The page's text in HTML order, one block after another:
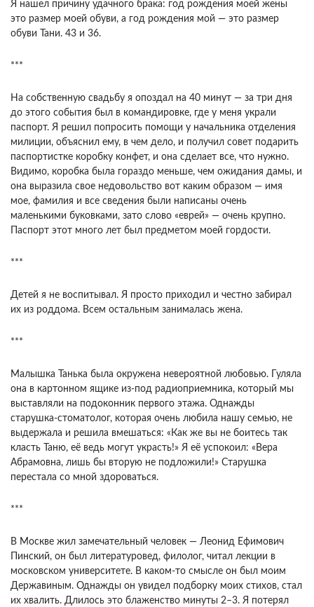
Я нашел причину удачного брака: год рождения моей жены
это размер моей обуви, а год рождения мой — это размер
обуви Тани. 43 и 36.
***
На собственную свадьбу я опоздал на 40 минут — за три дня
до этого события был в командировке, где у меня украли
паспорт. Я решил попросить помощи у начальника отделения
милиции, объяснил ему, в чем дело, и получил совет подарить
паспортистке коробку конфет, и она сделает все, что нужно.
Видимо, коробка была гораздо меньше, чем ожидания дамы, и
она выразила свое недовольство вот каким образом — имя
мое, фамилия и все сведения были написаны очень
маленькими буковками, зато слово «еврей» — очень крупно.
Паспорт этот много лет был предметом моей гордости.
***
Детей я не воспитывал. Я просто приходил и честно забирал
их из роддома. Всем остальным занималась жена.
***
Малышка Танька была окружена невероятной любовью. Гуляла
она в картонном ящике из-под радиоприемника, который мы
выставляли на подоконник первого этажа. Однажды
старушка-стоматолог, которая очень любила нашу семью, не
выдержала и решила вмешаться: «Как же вы не боитесь так
класть Таню, её ведь могут украсть!» Я её успокоил: «Вера
Абрамовна, лишь бы вторую не подложили!» Старушка
перестала со мной здороваться.
***
В Москве жил замечательный человек — Леонид Ефимович
Пинский, он был литературовед, филолог, читал лекции в
московском университете. В каком-то смысле он был моим
Державиным. Однажды он увидел подборку моих стихов, стал
их хвалить. Длилось это блаженство минуты 2–3. Я потерял